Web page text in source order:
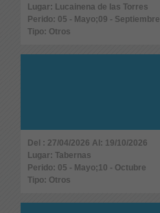
Lugar: Lucainena de las Torres
Perido: 05 - Mayo;09 - Septiembre
Tipo: Otros
Del : 27/04/2026 Al: 19/10/2026
Lugar: Tabernas
Perido: 05 - Mayo;10 - Octubre
Tipo: Otros